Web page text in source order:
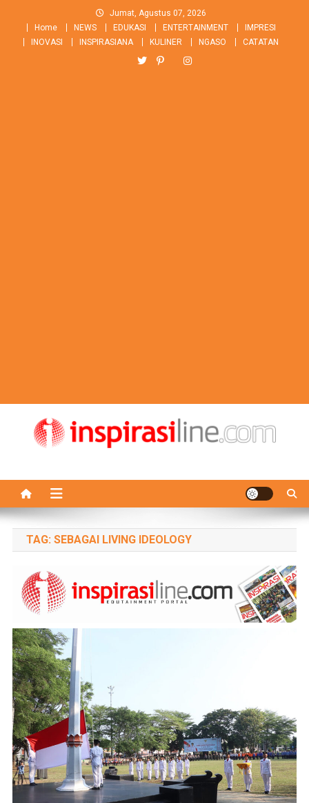
content
Jumat, Agustus 07, 2026
Home
NEWS EDUKASI ENTERTAINMENT
IMPRESI
INOVASI
INSPIRASIANA KULINER NGASO CATATAN
TAG: SEBAGAI LIVING IDEOLOGY